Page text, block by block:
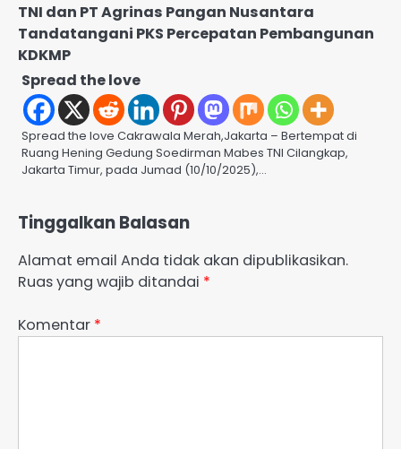
TNI dan PT Agrinas Pangan Nusantara
Tandatangani PKS Percepatan Pembangunan
KDKMP
Spread the love
Spread the love Cakrawala Merah,Jakarta – Bertempat di
Ruang Hening Gedung Soedirman Mabes TNI Cilangkap,
Jakarta Timur, pada Jumad (10/10/2025),…
Tinggalkan Balasan
Alamat email Anda tidak akan dipublikasikan.
Ruas yang wajib ditandai *
Komentar *